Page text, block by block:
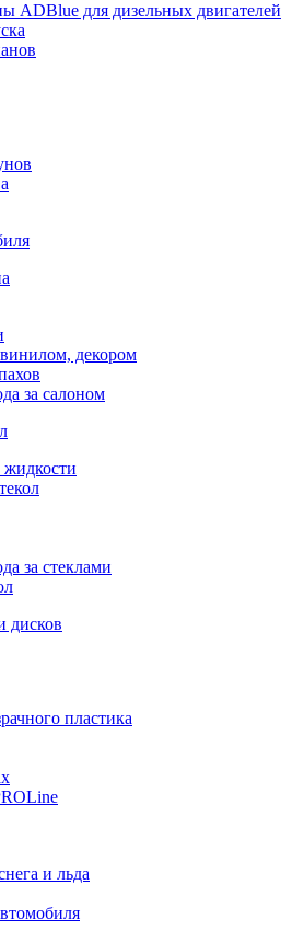
ADBlue для дизельных двигателей
декором
за салоном
за стеклами
дисков
пластика
и льда